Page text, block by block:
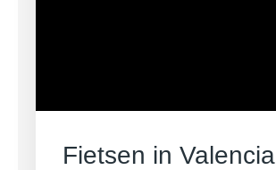
Fietsen in Valencia